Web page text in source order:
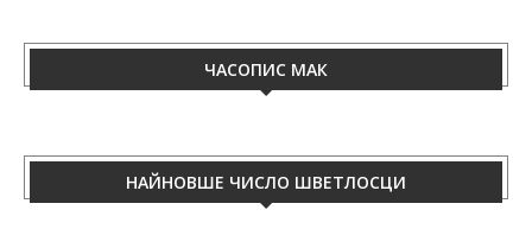
ЧАСОПИС МАК
НАЙНОВШЕ ЧИСЛО ШВЕТЛОСЦИ